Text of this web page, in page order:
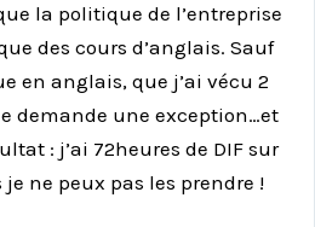
la politique de l’entreprise
des cours d’anglais. Sauf
en anglais, que j’ai vécu 2
demande une exception…et
: j’ai 72heures de DIF sur
ne peux pas les prendre !